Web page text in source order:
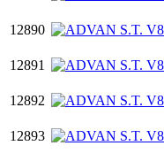
12890
12891
12892
12893